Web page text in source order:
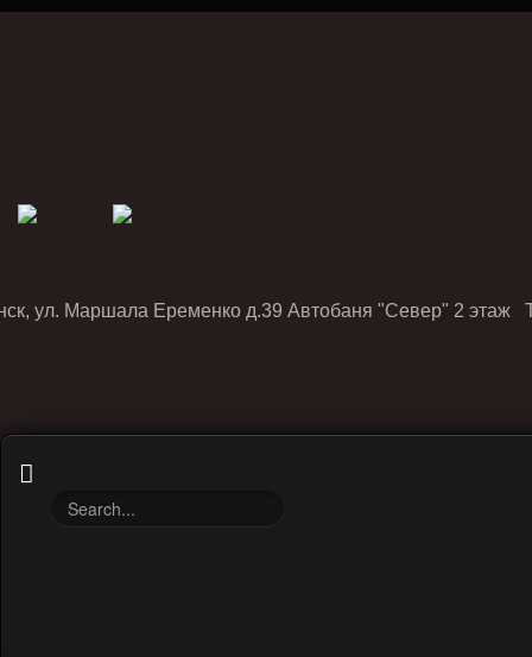
ул. Маршала Еременко д.39 Автобаня "Север" 2 этаж